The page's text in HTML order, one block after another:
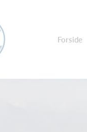
Forside